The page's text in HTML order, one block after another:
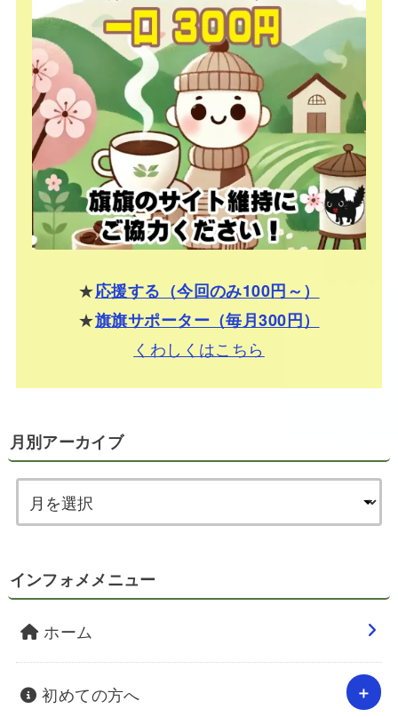
★応援する（今回のみ100円～）
★旗旗サポーター（毎月300円）
くわしくはこちら
月別アーカイブ
インフォメメニュー
ホーム
初めての方へ